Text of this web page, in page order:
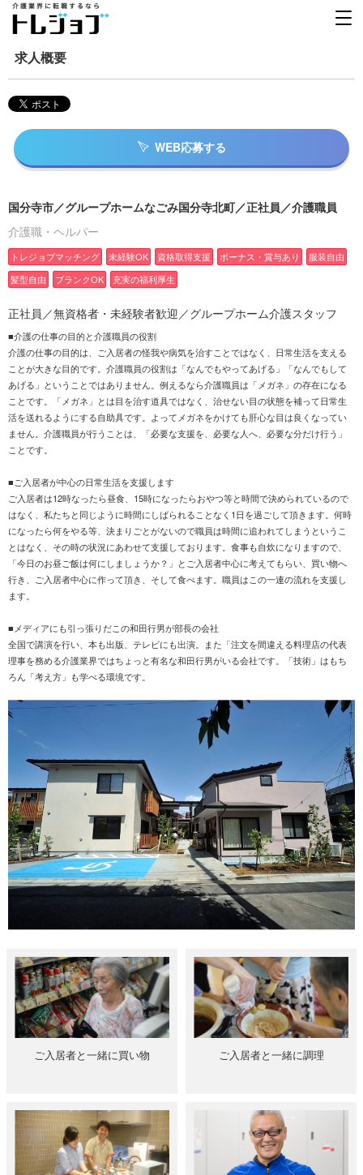
求人概要
WEB応募する
国分寺市／グループホームなごみ国分寺北町／正社員／介護職員
介護職・ヘルパー
トレジョブマッチング 未経験OK 資格取得支援 ボーナス・賞与あり
服装自由
髪型自由
ブランクOK 充実の福利厚生
正社員／無資格者・未経験者歓迎／グループホーム介護スタッフ
■介護の仕事の目的と介護職員の役割
介護の仕事の目的は、ご入居者の怪我や病気を治すことではなく、日常生活を支える
ことが大きな目的です。介護職員の役割は「なんでもやってあげる」「なんでもして
あげる」ということではありません。例えるなら介護職員は「メガネ」の存在になる
ことです。「メガネ」とは目を治す道具ではなく、治せない目の状態を補って日常生
活を送れるようにする自助具です。よってメガネをかけても肝心な目は良くなってい
ません。介護職員が行うことは、「必要な支援を、必要な人へ、必要な分だけ行う」
ことです。
■ご入居者が中心の日常生活を支援します
ご入居者は12時なったら昼食、15時になったらおやつ等と時間で決められているので
はなく、私たちと同じように時間にしばられることなく1日を過ごして頂きます。何時
になったら何をやる等、決まりごとがないので職員は時間に追われてしまうというこ
とはなく、その時の状況にあわせて支援しております。食事も自炊になりますので、
「今日のお昼ご飯は何にしましょうか？」とご入居者中心に考えてもらい、買い物へ
行き、ご入居者中心に作って頂き、そして食べます。職員はこの一連の流れを支援し
ます。
■メディアにも引っ張りだこの和田行男が部長の会社
全国で講演を行い、本も出版、テレビにも出演。また「注文を間違える料理店の代表
理事を務める介護業界ではちょっと有名な和田行男がいる会社です。「技術」はもち
ろん「考え方」も学べる環境です。
ご入居者と一緒に買い物 ご入居者と一緒に調理